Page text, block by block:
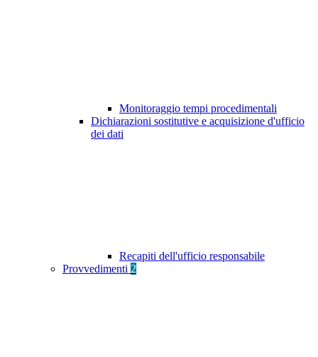
Monitoraggio tempi procedimentali
Dichiarazioni sostitutive e acquisizione d'ufficio
dei dati
Recapiti dell'ufficio responsabile
Provvedimenti 2